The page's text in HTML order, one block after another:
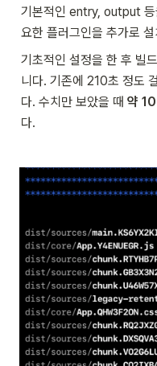
기본적인 entry, output
요한 플러그인을 추가로
기초적인 설정을 한 후 빌
니다. 기존에 210초 정도
다. 수치만 보았을 때 약
다.